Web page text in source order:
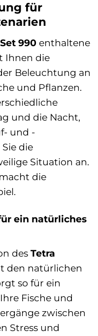
für
990 enthaltene
Ihnen die
Beleuchtung an
und Pflanzen.
und die Nacht,
und -
die
Situation an.
die
ein natürliches
des Tetra
den natürlichen
so für ein
Fische und
zwischen
Stress und